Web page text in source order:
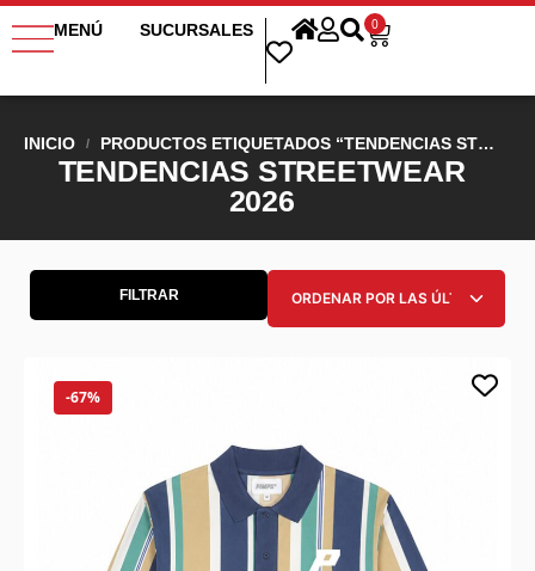
MENÚ SUCURSALES 0
INICIO / PRODUCTOS ETIQUETADOS “TENDENCIAS STREETWEAR 2026”
TENDENCIAS STREETWEAR
2026
FILTRAR
-67%